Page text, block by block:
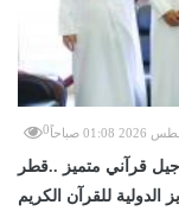
0
جيل قرآني متميز ..قطر
للقرآن الكريم